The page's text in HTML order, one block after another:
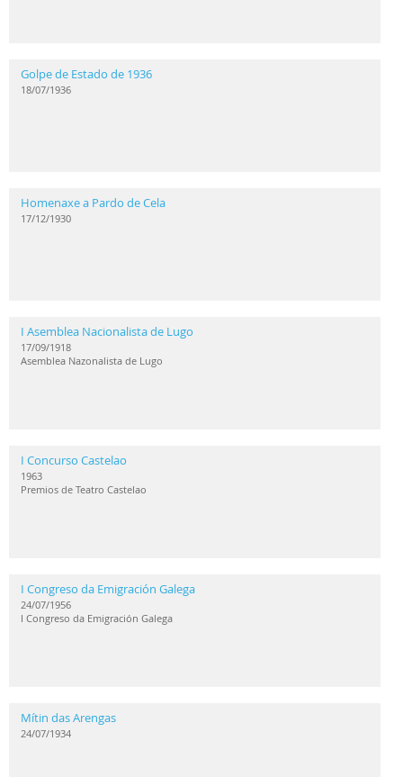
Golpe de Estado de 1936
18/07/1936
Homenaxe a Pardo de Cela
17/12/1930
I Asemblea Nacionalista de Lugo
17/09/1918
Asemblea Nazonalista de Lugo
I Concurso Castelao
1963
Premios de Teatro Castelao
I Congreso da Emigración Galega
24/07/1956
I Congreso da Emigración Galega
Mítin das Arengas
24/07/1934